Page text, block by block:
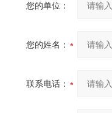
您的单位：
您的姓名：
联系电话：